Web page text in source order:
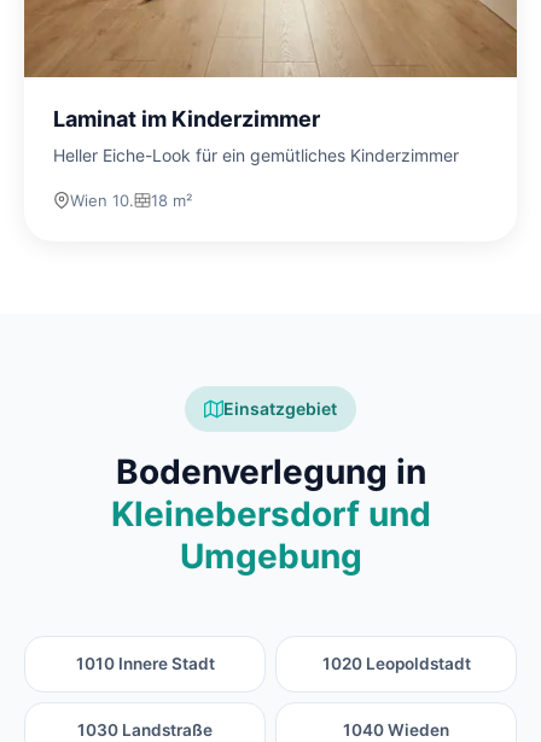
Laminat im Kinderzimmer
Heller Eiche-Look für ein gemütliches Kinderzimmer
Wien 10. 18 m²
Einsatzgebiet
Bodenverlegung in
Kleinebersdorf und
Umgebung
1010 Innere Stadt 1020 Leopoldstadt
1030 Landstraße 1040 Wieden